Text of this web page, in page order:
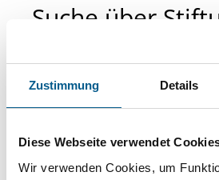
Zustimmung Details
Diese Webseite verwendet
Wir verwenden Cookies, um
Suche über
und
Sie suchen finanzielle
Projekt oder ein Vorhaben?
direkt über unsere